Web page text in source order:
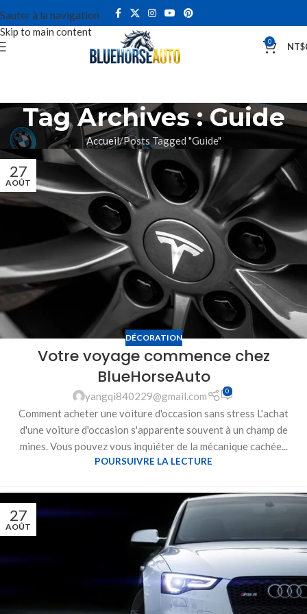
Sauter à la navigation
Skip to main content
0 NT$
Tag Archives : Guide
Accueil Posts Tagged "Guide"
27
AOÛT
DÉCORATION
Votre voyage commence chez
BlueHorseAuto
yangqi840229@gmail.com 0
Comment acheter une voiture d'occasion sans stress L'achat
d'une voiture d'occasion s'apparente souvent à un champ de
mines. Vous pouvez vous inquiéter de la mécanique cachée...
POURSUIVRE LA LECTURE
27
AOÛT